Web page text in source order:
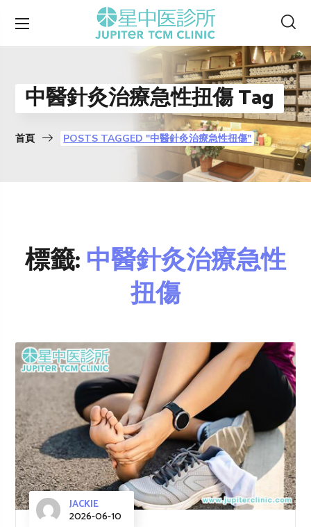
中醫針灸治療急性扭傷 Tag
首頁 POSTS TAGGED "中醫針灸治療急性扭傷"
標籤:中醫針灸治療急性
扭傷
JACKIE
2026-06-10